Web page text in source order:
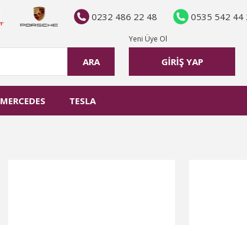
ARA GİRİŞ YAP
Yeni Üye Ol
0232 486 22 48 0535 542 44
MERCEDES TESLA